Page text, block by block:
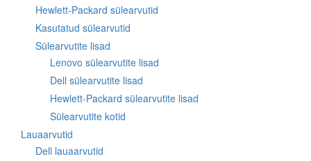
Hewlett-Packard sülearvutid
Kasutatud sülearvutid
Sülearvutite lisad
Lenovo sülearvutite lisad
Dell sülearvutite lisad
Hewlett-Packard sülearvutite lisad
Sülearvutite kotid
Lauaarvutid
Dell lauaarvutid